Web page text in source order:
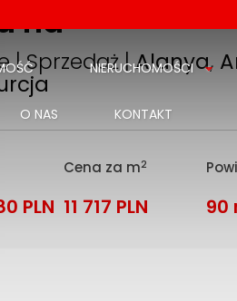
NIERUCHOMOŚCI
O NAS KONTAKT
na
| Sprzedaż |Alanya,
PLN
Cena za m2
11 717 PLN 90